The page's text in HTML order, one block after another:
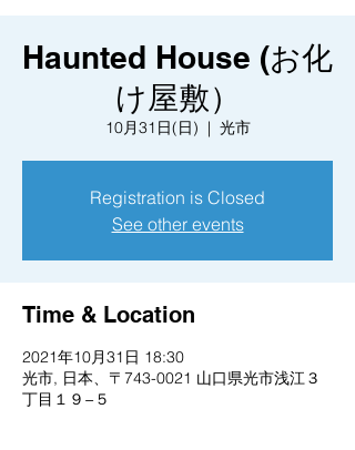
Haunted House (お化
け屋敷）
10月31日(日)
  |
光市
Registration is Closed
See other events
Time & Location
2021年10月31日 18:30
光市, 日本、〒743-0021 山口県光市浅江３
丁目１９−５